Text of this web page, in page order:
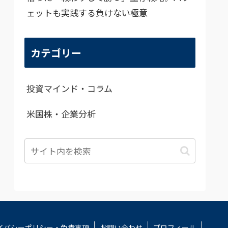
ェットも実践する負けない極意
カテゴリー
投資マインド・コラム
米国株・企業分析